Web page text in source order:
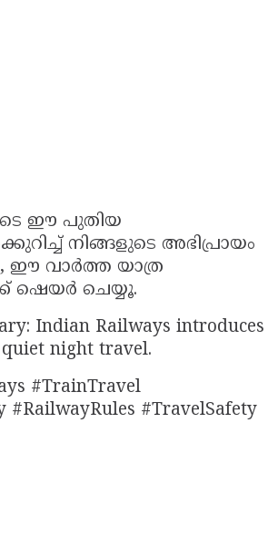
ഈ പുതിയ
നിങ്ങളുടെ അഭിപ്രായം
ഈ വാർത്ത യാത്ര
ഷെയർ ചെയ്യൂ.
Indian Railways introduces
night travel.
#TrainTravel
#RailwayRules #TravelSafety